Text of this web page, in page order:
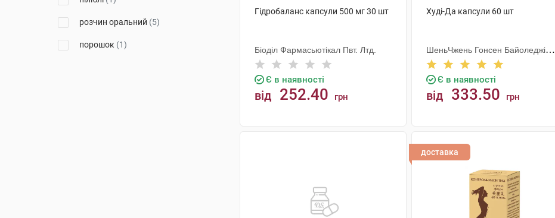
розчин оральний (5)
порошок (1)
Гідробаланс капсули 500 мг 30 шт
Біоділ Фармасьютікал Пвт. Лтд.
Є в наявності
від 252.40 грн
Худі-Да капсули 60 шт
ШеньЧжень Гонсен Байоледжі
Індастрі Ко. Лтд
Є в наявності
від 333.50 грн
доставка